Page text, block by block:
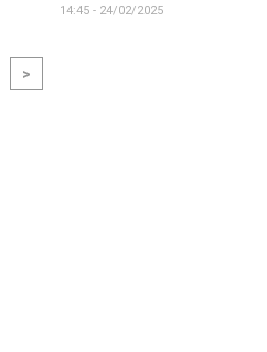
14:45 - 24/02/2025
>